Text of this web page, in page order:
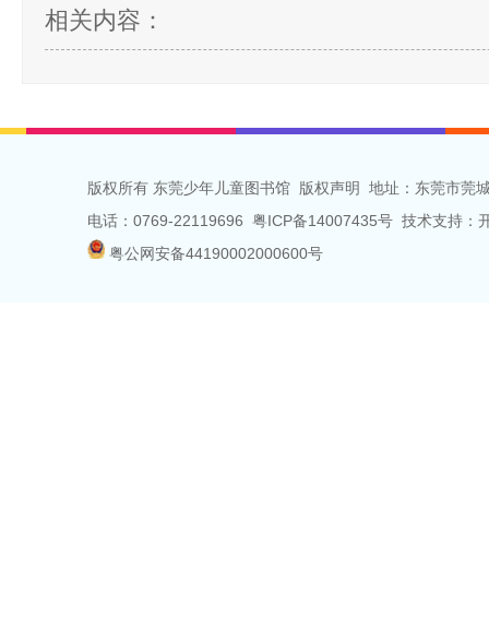
相关内容：
版权所有 东莞少年儿童图书馆 版权声明
地址：东莞市莞
电话：0769-22119696 粤ICP备14007435号 技术支持
粤公网安备44190002000600号